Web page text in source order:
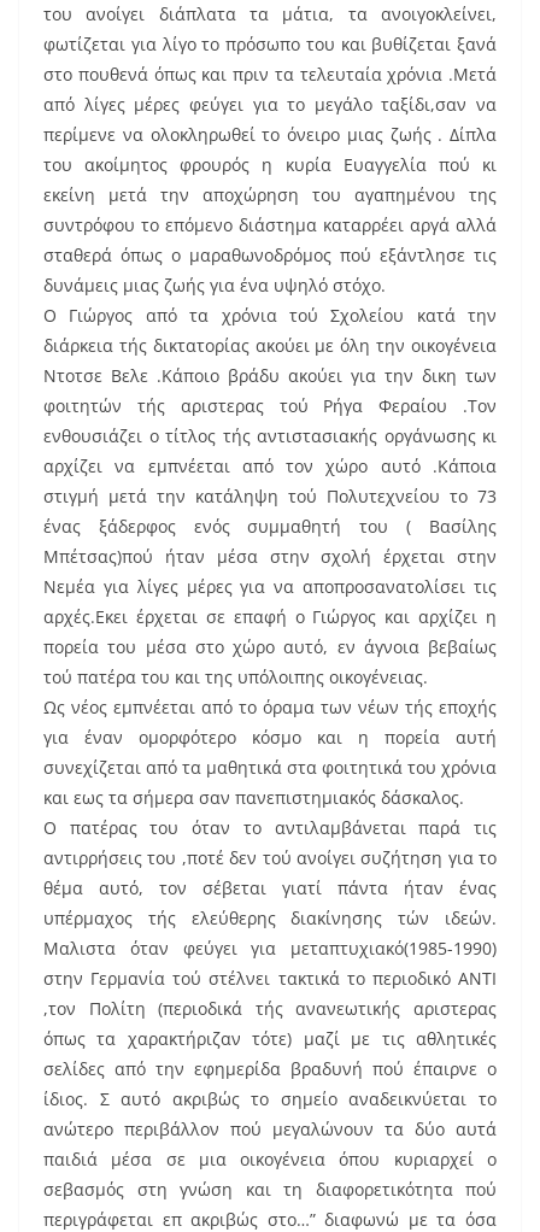
του ανοίγει διάπλατα τα μάτια, τα ανοιγοκλείνει,
φωτίζεται για λίγο το πρόσωπο του και βυθίζεται ξανά
στο πουθενά όπως και πριν τα τελευταία χρόνια .Μετά
από λίγες μέρες φεύγει για το μεγάλο ταξίδι,σαν να
περίμενε να ολοκληρωθεί το όνειρο μιας ζωής . Δίπλα
του ακοίμητος φρουρός η κυρία Ευαγγελία πού κι
εκείνη μετά την αποχώρηση του αγαπημένου της
συντρόφου το επόμενο διάστημα καταρρέει αργά αλλά
σταθερά όπως ο μαραθωνοδρόμος πού εξάντλησε τις
δυνάμεις μιας ζωής για ένα υψηλό στόχο.
Ο Γιώργος από τα χρόνια τού Σχολείου κατά την
διάρκεια τής δικτατορίας ακούει με όλη την οικογένεια
Ντοτσε Βελε .Κάποιο βράδυ ακούει για την δικη των
φοιτητών τής αριστερας τού Ρήγα Φεραίου .Τον
ενθουσιάζει ο τίτλος τής αντιστασιακής οργάνωσης κι
αρχίζει να εμπνέεται από τον χώρο αυτό .Κάποια
στιγμή μετά την κατάληψη τού Πολυτεχνείου το 73
ένας ξάδερφος ενός συμμαθητή του ( Βασίλης
Μπέτσας)πού ήταν μέσα στην σχολή έρχεται στην
Νεμέα για λίγες μέρες για να αποπροσανατολίσει τις
αρχές.Εκει έρχεται σε επαφή ο Γιώργος και αρχίζει η
πορεία του μέσα στο χώρο αυτό, εν άγνοια βεβαίως
τού πατέρα του και της υπόλοιπης οικογένειας.
Ως νέος εμπνέεται από το όραμα των νέων τής εποχής
για έναν ομορφότερο κόσμο και η πορεία αυτή
συνεχίζεται από τα μαθητικά στα φοιτητικά του χρόνια
και εως τα σήμερα σαν πανεπιστημιακός δάσκαλος.
Ο πατέρας του όταν το αντιλαμβάνεται παρά τις
αντιρρήσεις του ,ποτέ δεν τού ανοίγει συζήτηση για το
θέμα αυτό, τον σέβεται γιατί πάντα ήταν ένας
υπέρμαχος τής ελεύθερης διακίνησης τών ιδεών.
Μαλιστα όταν φεύγει για μεταπτυχιακό(1985-1990)
στην Γερμανία τού στέλνει τακτικά το περιοδικό ΑΝΤΙ
,τον Πολίτη (περιοδικά τής ανανεωτικής αριστερας
όπως τα χαρακτήριζαν τότε) μαζί με τις αθλητικές
σελίδες από την εφημερίδα βραδυνή πού έπαιρνε ο
ίδιος. Σ αυτό ακριβώς το σημείο αναδεικνύεται το
ανώτερο περιβάλλον πού μεγαλώνουν τα δύο αυτά
παιδιά μέσα σε μια οικογένεια όπου κυριαρχεί ο
σεβασμός στη γνώση και τη διαφορετικότητα πού
περιγράφεται επ ακριβώς στο…” διαφωνώ με τα όσα